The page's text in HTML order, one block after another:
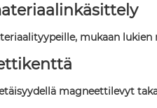
mukaan
magneettilevyt